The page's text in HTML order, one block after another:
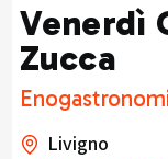
Venerdì
Zucca
Livigno